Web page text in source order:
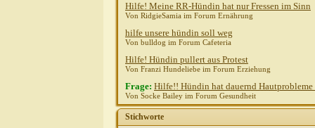
Hilfe! Meine RR-Hündin hat nur Fressen im Sinn
Von RidgieSamia im Forum Ernährung
hilfe unsere hündin soll weg
Von bulldog im Forum Cafeteria
Hilfe! Hündin pullert aus Protest
Von Franzi Hundeliebe im Forum Erziehung
Frage: Hilfe!! Hündin hat dauernd Hautprobleme
Von Socke Bailey im Forum Gesundheit
Stichworte